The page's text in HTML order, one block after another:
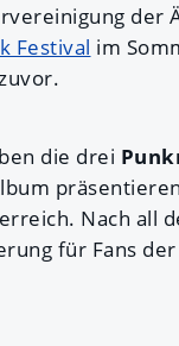
Festival im
die drei
Nach all
für Fans der